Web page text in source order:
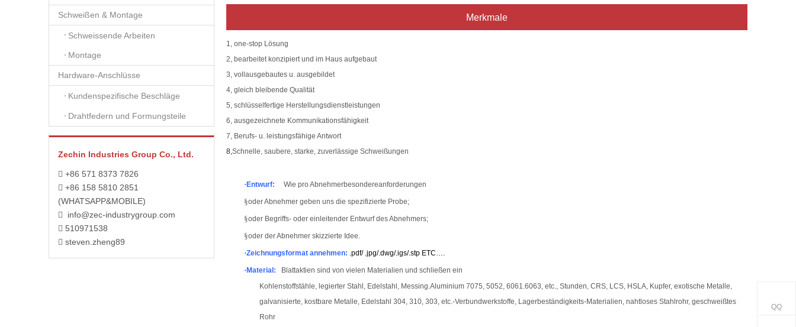
Schweißen & Montage
Schweissende Arbeiten
Montage
Hardware-Anschlüsse
Kundenspezifische Beschläge
Drahtfedern und Formungsteile
Zechin Industries Group Co., Ltd.
 +86 571 8373 7826
 +86 158 5810 2851
(WHATSAPP&MOBILE)
 info@zec-industrygroup.com
 510971538
 steven.zheng89
Merkmale
1, one-stop Lösung
2, bearbeitet konzipiert und im Haus aufgebaut
3, vollausgebautes u. ausgebildet
4, gleich bleibende Qualität
5, schlüsselfertige Herstellungsdienstleistungen
6, ausgezeichnete Kommunikationsfähigkeit
7, Berufs- u. leistungsfähige Antwort
8,Schnelle, saubere, starke, zuverlässige Schweißungen
· Entwurf: Wie pro Abnehmerbesondereanforderungen
§oder Abnehmer geben uns die spezifizierte Probe;
§oder Begriffs- oder einleitender Entwurf des Abnehmers;
§oder der Abnehmer skizzierte Idee.
·Zeichnungsformat annehmen: .pdf/ .jpg/.dwg/.igs/.stp ETC….
· Material:
Blattaktien sind von vielen Materialien und schließen ein
Kohlenstoffstähle, legierter Stahl, Edelstahl, Messing.Aluminium 7075, 5052, 6061.6063, etc., Stunden, CRS, LCS, HSLA, Kupfer, exotische Metalle,
galvanisierte, kostbare Metalle, Edelstahl 304, 310, 303, etc.-Verbundwerkstoffe, Lagerbeständigkeits-Materialien, nahtloses Stahlrohr, geschweißtes
Rohr
QQ